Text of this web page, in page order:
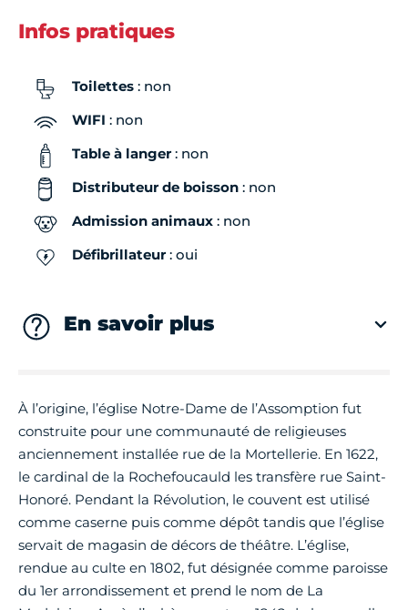
Infos pratiques
Toilettes : non
WIFI : non
Table à langer: non
Distributeur de boisson : non
Admission animaux : non
Défibrillateur: oui
En savoir plus
À l’origine, l’église Notre-Dame de l’Assomption fut
construite pour une communauté de religieuses
anciennement installée rue de la Mortellerie. En 1622,
le cardinal de la Rochefoucauld les transfère rue Saint-
Honoré. Pendant la Révolution, le couvent est utilisé
comme caserne puis comme dépôt tandis que l’église
servait de magasin de décors de théâtre. L’église,
rendue au culte en 1802, fut désignée comme paroisse
du 1er arrondissement et prend le nom de La